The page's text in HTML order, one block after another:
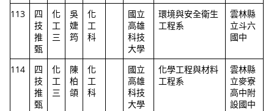
113
四
技
推
甄
化
工
三
吳
婕
筠
化
工
科
國立
高雄
科技
大學
環境與安全衛生
工程系
雲林縣
立斗六
國中
114
四
技
推
甄
化
工
三
陳
柏
頜
化
工
科
國立
高雄
科技
大學
化學工程與材料
工程系
雲林縣
立麥寮
高中附
設國中